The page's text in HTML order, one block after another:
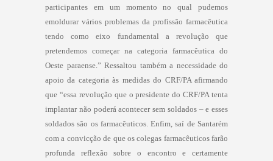
participantes em um momento no qual pudemos
emoldurar vários problemas da profissão farmacêutica
tendo como eixo fundamental a revolução que
pretendemos começar na categoria farmacêutica do
Oeste paraense.” Ressaltou também a necessidade do
apoio da categoria às medidas do CRF/PA afirmando
que “essa revolução que o presidente do CRF/PA tenta
implantar não poderá acontecer sem soldados – e esses
soldados são os farmacêuticos. Enfim, saí de Santarém
com a convicção de que os colegas farmacêuticos farão
profunda reflexão sobre o encontro e certamente